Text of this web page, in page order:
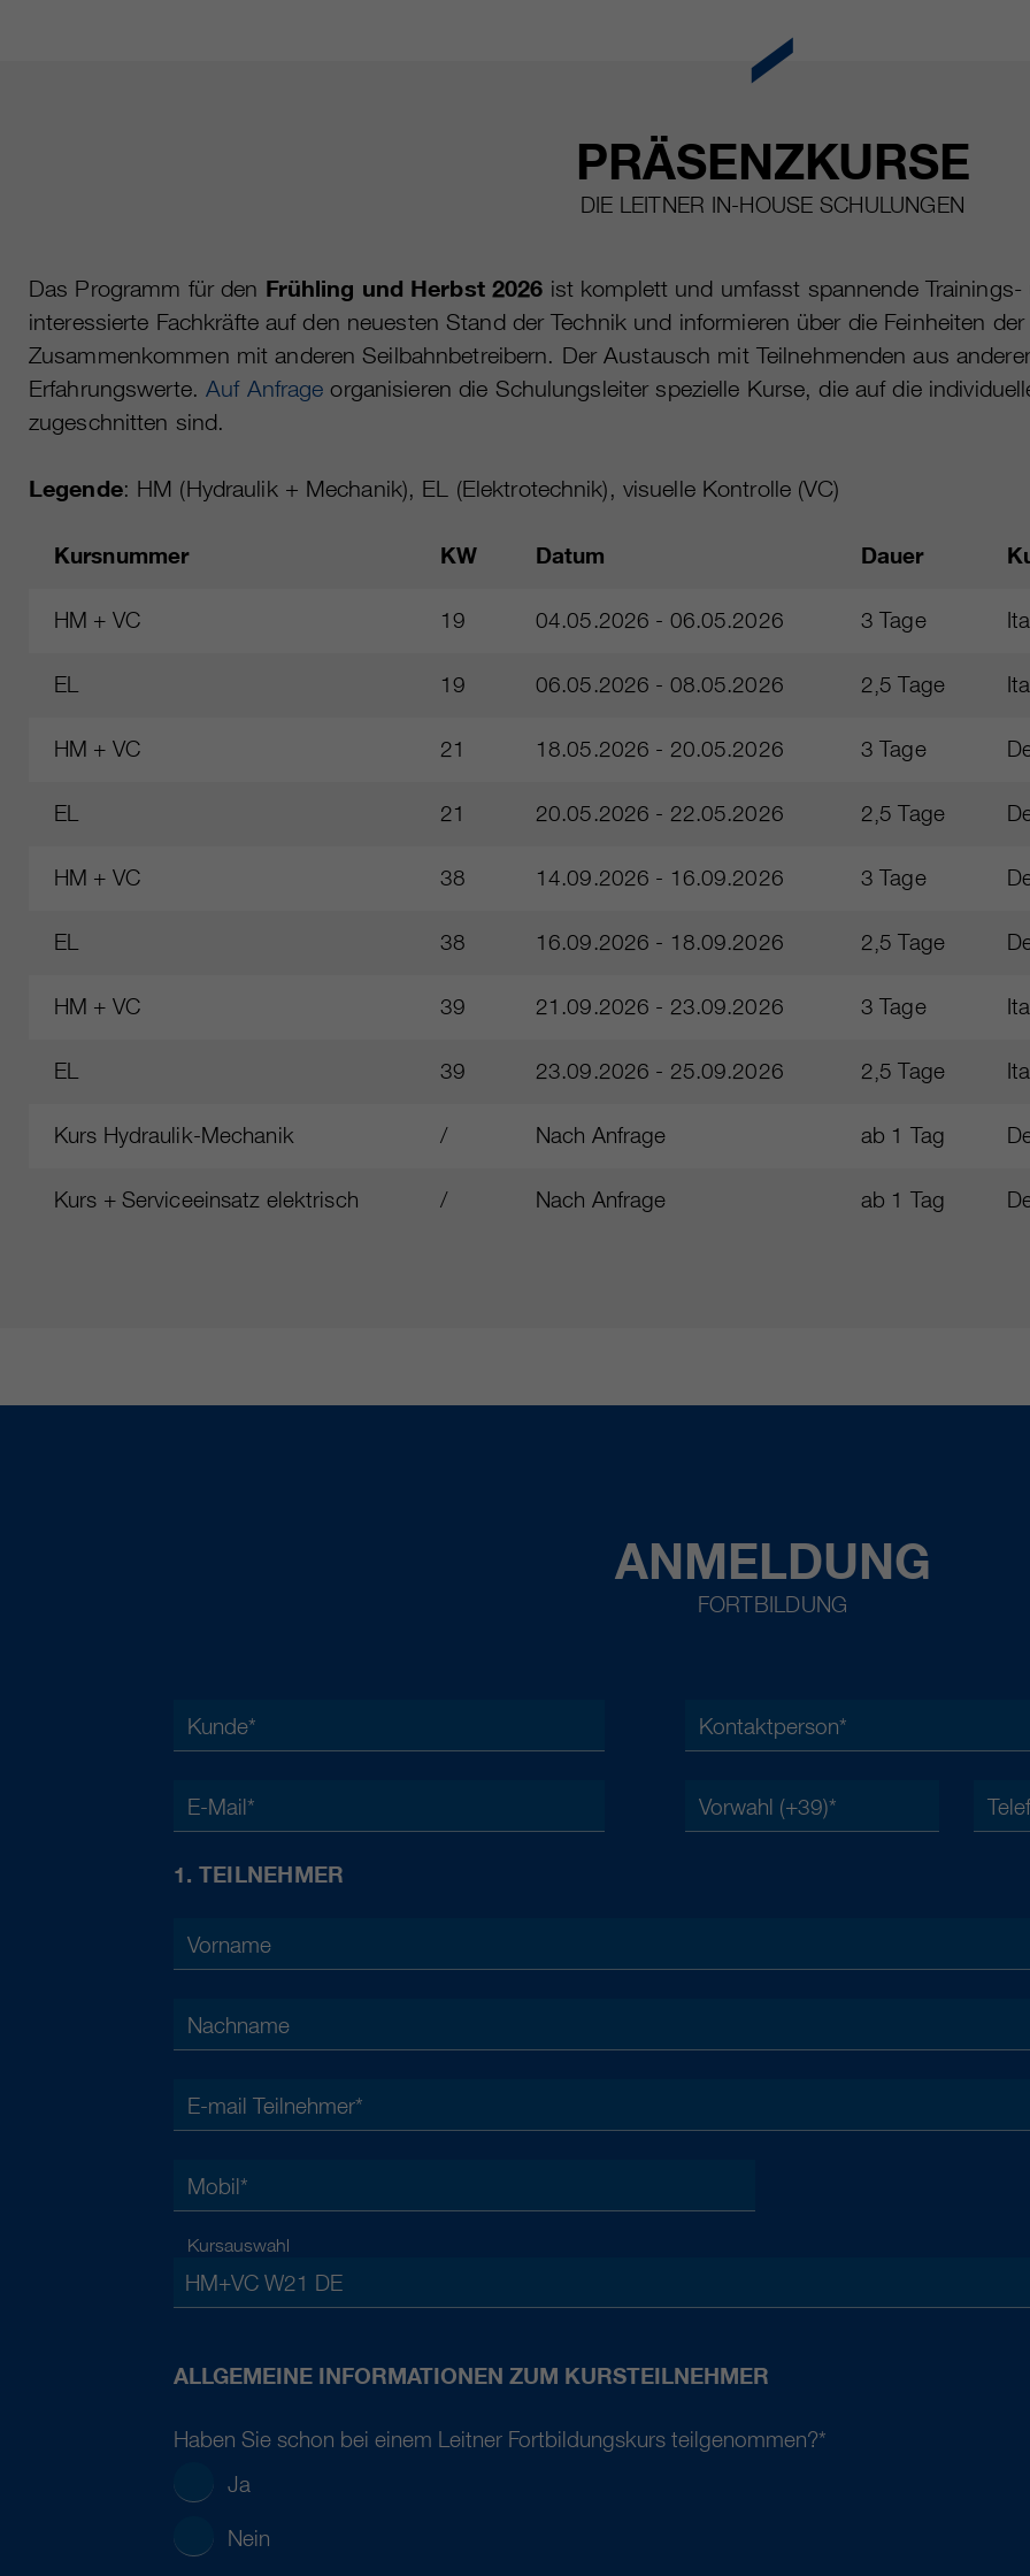
PRÄSENZKURSE
DIE LEITNER IN-HOUSE SCHULUNGEN
Das Programm für den Frühling und Herbst 2026 ist komplett und umfasst spannende
interessierte Fachkräfte auf den neuesten Stand der Technik und informieren über die Feinheiten
Zusammenkommen mit anderen Seilbahnbetreibern. Der Austausch mit Teilnehmenden aus
Erfahrungswerte.Auf Anfrage organisieren die Schulungsleiter spezielle Kurse, die auf die
zugeschnitten sind.
Legende: HM (Hydraulik + Mechanik), EL (Elektrotechnik), visuelle Kontrolle (VC)
Kursnummer KW Datum Dauer
HM + VC 19 04.05.2026 - 06.05.2026 3 Tage
EL 19 06.05.2026 - 08.05.2026 2,5 Tage
HM + VC 21 18.05.2026 - 20.05.2026 3 Tage
EL 21 20.05.2026 - 22.05.2026 2,5 Tage
HM + VC 38 14.09.2026 - 16.09.2026 3 Tage
EL 38 16.09.2026 - 18.09.2026 2,5 Tage
HM + VC 39 21.09.2026 - 23.09.2026 3 Tage
EL 39 23.09.2026 - 25.09.2026 2,5 Tage
Kurs Hydraulik‑Mechanik / Nach Anfrage ab 1 Tag
Kurs + Serviceeinsatz elektrisch / Nach Anfrage ab 1 Tag
ANMELDUNG
FORTBILDUNG
Kunde*
E-Mail*
Kontaktperson*
Vorwahl (+39)*
1. TEILNEHMER
Vorname
Nachname
E-mail Teilnehmer*
Mobil*
HM+VC W21 DE
Kursauswahl
ALLGEMEINE INFORMATIONEN ZUM KURSTEILNEHMER
Haben Sie schon bei einem Leitner Fortbildungskurs teilgenommen?*
Ja
Nein